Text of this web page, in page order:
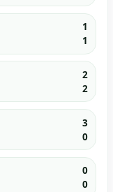
1
1
2
2
3
0
0
0